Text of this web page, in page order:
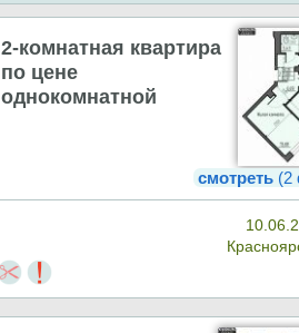
2-комнатная квартира
по цене
однокомнатной
смотреть(2